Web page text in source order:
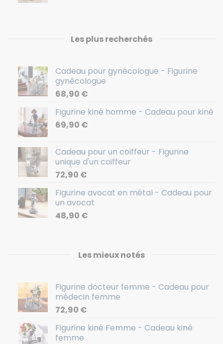
Les plus recherchés
Cadeau pour gynécologue - Figurine
gynécologue
68,90 €
Figurine kiné homme - Cadeau pour kiné
69,90 €
Cadeau pour un coiffeur - Figurine
unique d'un coiffeur
72,90 €
Figurine avocat en métal - Cadeau pour
un avocat
48,90 €
Les mieux notés
Figurine docteur femme - Cadeau pour
médecin femme
72,90 €
Figurine kiné Femme - Cadeau kiné
femme